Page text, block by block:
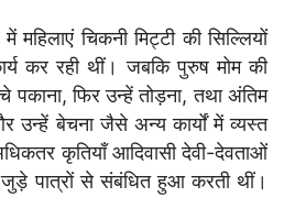
महिलाएं चिकनी मिट्टी की सिल्लियों
कर रही थीं। जबकि पुरुष मोम की
पकाना, फिर उन्हें तोड़ना, तथा अंतिम
उन्हें बेचना जैसे अन्य कार्यों में व्यस्त
कृतियाँ आदिवासी देवी-देवताओं
पात्रों से संबंधित हुआ करती थीं।